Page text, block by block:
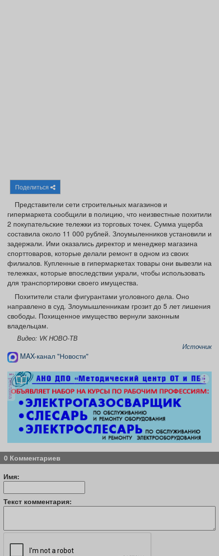
Поделиться
Представители сети строительных магазинов и
гипермаркета сообщили в полицию, что неизвестные похитили
2 покупательские тележки из торговых точек. Сумма ущерба
составила около 11 000 рублей. Злоумыленников установили и
задержали. Ими оказались директор и менеджер магазина
спорттоваров, которые делали ремонт в одном из своих
филиалов. Купленные в гипермаркетах товары они вывезли на
тележках, которые впоследствии украли, чтобы использовать
для транспортировки своего имущества.
Похитители стали фигурантами уголовного дела. Оно
направлено в суд. Злоумышленникам грозит до 5 лет лишения
свободы. Похищенное имущество вернули законным
владельцам.
Видео: VK НОВО-ТВ
Источник
MAX-канал "Новости"
реклама
0 Комментариев
Имя:
Текст комментария: